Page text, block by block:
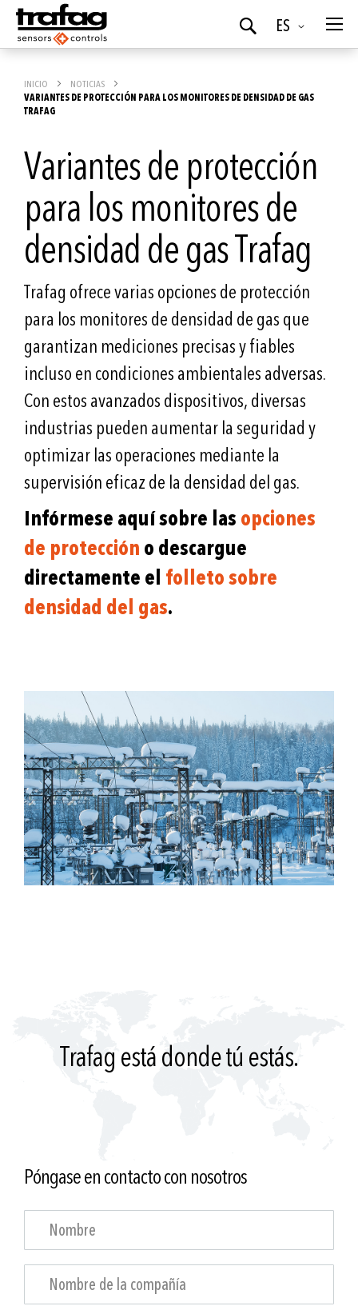
Idioma
ES
Buscar
INICIO
NOTICIAS
VARIANTES DE PROTECCIÓN PARA LOS MONITORES DE DENSIDAD DE GAS
TRAFAG
Variantes de protección
para los monitores de
densidad de gas Trafag
Trafag ofrece varias opciones de protección
para los monitores de densidad de gas que
garantizan mediciones precisas y fiables
incluso en condiciones ambientales adversas.
Con estos avanzados dispositivos, diversas
industrias pueden aumentar la seguridad y
optimizar las operaciones mediante la
supervisión eficaz de la densidad del gas.
Infórmese aquí sobre lasopciones
de proteccióno descargue
directamente el folleto sobre
densidad del gas.
Trafag está donde tú estás.
Póngase en contacto con nosotros